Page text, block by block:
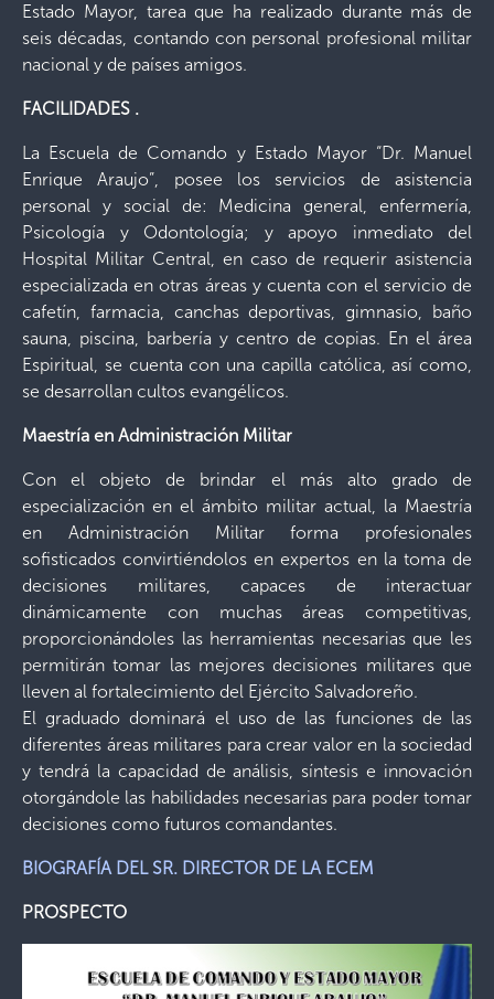
Estado Mayor, tarea que ha realizado durante más de
seis décadas, contando con personal profesional militar
nacional y de países amigos.
FACILIDADES .
La Escuela de Comando y Estado Mayor “Dr. Manuel
Enrique Araujo”, posee los servicios de asistencia
personal y social de: Medicina general, enfermería,
Psicología y Odontología; y apoyo inmediato del
Hospital Militar Central, en caso de requerir asistencia
especializada en otras áreas y cuenta con el servicio de
cafetín, farmacia, canchas deportivas, gimnasio, baño
sauna, piscina, barbería y centro de copias. En el área
Espiritual, se cuenta con una capilla católica, así como,
se desarrollan cultos evangélicos.
Maestría en Administración Militar
Con el objeto de brindar el más alto grado de
especialización en el ámbito militar actual, la Maestría
en Administración Militar forma profesionales
sofisticados convirtiéndolos en expertos en la toma de
decisiones militares, capaces de interactuar
dinámicamente con muchas áreas competitivas,
proporcionándoles las herramientas necesarias que les
permitirán tomar las mejores decisiones militares que
lleven al fortalecimiento del Ejército Salvadoreño.
El graduado dominará el uso de las funciones de las
diferentes áreas militares para crear valor en la sociedad
y tendrá la capacidad de análisis, síntesis e innovación
otorgándole las habilidades necesarias para poder tomar
decisiones como futuros comandantes.
BIOGRAFÍA DEL SR. DIRECTOR DE LA ECEM
PROSPECTO